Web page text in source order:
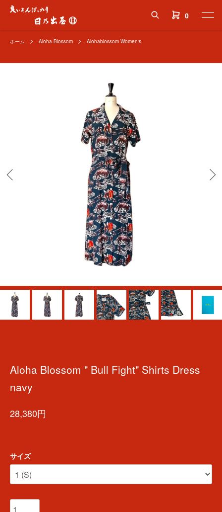
0
ホーム Aloha Blossom Alohablossom Women's
Aloha Blossom " Bull Fight" Shirts Dress
navy
28,380円
サイズ